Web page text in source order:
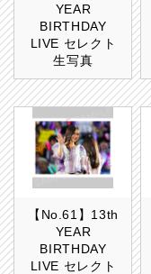
YEAR
BIRTHDAY
LIVE セレクト
生写真
【No.61】13th
YEAR
BIRTHDAY
LIVE セレクト